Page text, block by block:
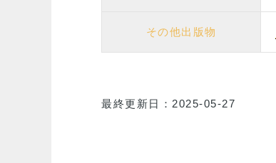
その他出版物
最終更新日：2025-05-27